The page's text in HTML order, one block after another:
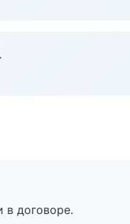
в договоре.